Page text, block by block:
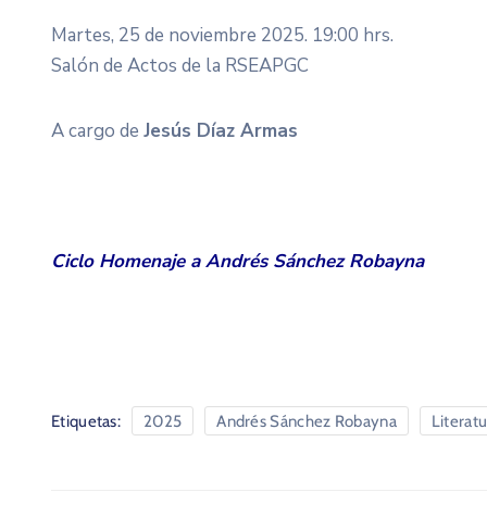
Martes, 25 de noviembre 2025. 19:00 hrs.
Salón de Actos de la RSEAPGC
A cargo de Jesús Díaz Armas
Ciclo Homenaje a Andrés Sánchez Robayna
Etiquetas: 2025 Andrés Sánchez Robayna